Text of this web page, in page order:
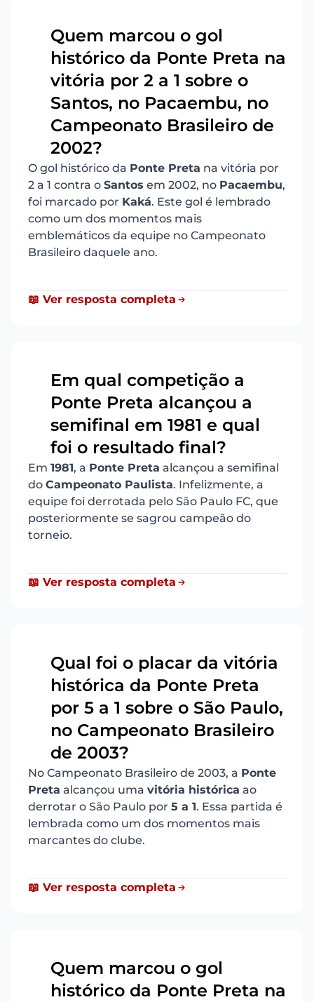
Quem marcou o gol
histórico da Ponte Preta na
vitória por 2 a 1 sobre o
Santos, no Pacaembu, no
Campeonato Brasileiro de
2002?
O gol histórico da Ponte Preta na vitória por
2 a 1 contra o Santos em 2002, no Pacaembu,
foi marcado por Kaká. Este gol é lembrado
como um dos momentos mais
emblemáticos da equipe no Campeonato
Brasileiro daquele ano.
📖 Ver resposta completa
Em qual competição a
Ponte Preta alcançou a
semifinal em 1981 e qual
foi o resultado final?
Em 1981, a Ponte Preta alcançou a semifinal
do Campeonato Paulista. Infelizmente, a
equipe foi derrotada pelo São Paulo FC, que
posteriormente se sagrou campeão do
torneio.
📖 Ver resposta completa
Qual foi o placar da vitória
histórica da Ponte Preta
por 5 a 1 sobre o São Paulo,
no Campeonato Brasileiro
de 2003?
No Campeonato Brasileiro de 2003, a Ponte
Preta alcançou uma vitória histórica ao
derrotar o São Paulo por 5 a 1. Essa partida é
lembrada como um dos momentos mais
marcantes do clube.
📖 Ver resposta completa
Quem marcou o gol
histórico da Ponte Preta na